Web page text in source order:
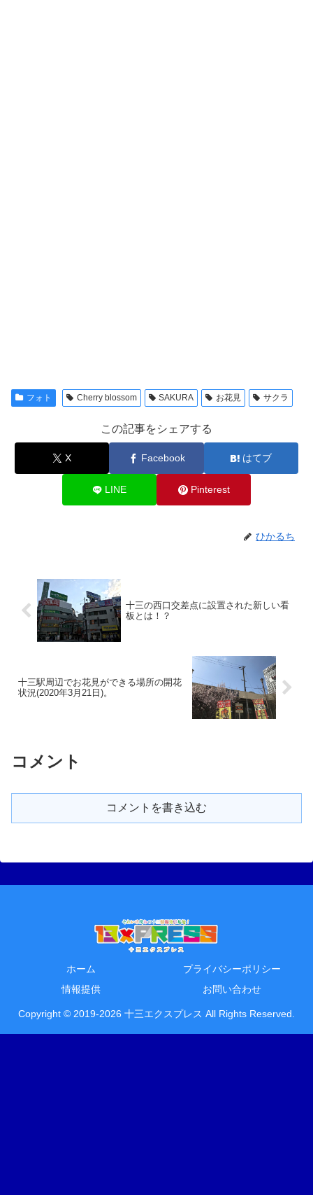
フォト Cherry blossom SAKURA お花見 サクラ
この記事をシェアする
X Facebook はてブ
LINE Pinterest
ひかるち
十三の西口交差点に設置された新しい看
板とは！？
十三駅周辺でお花見ができる場所の開花
状況(2020年3月21日)。
コメント
コメントを書き込む
ホーム
プライバシーポリシー
情報提供
お問い合わせ
Copyright © 2019-2026 十三エクスプレス All Rights Reserved.